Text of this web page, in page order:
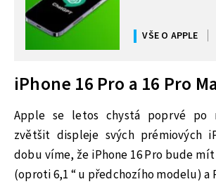
VŠE O APPLE
iPhone 16 Pro a 16 Pro
Apple se letos chystá poprvé po
zvětšit displeje svých prémiových
dobu víme, že iPhone 16 Pro bude
(oproti 6,1 “ u předchozího modelu) a